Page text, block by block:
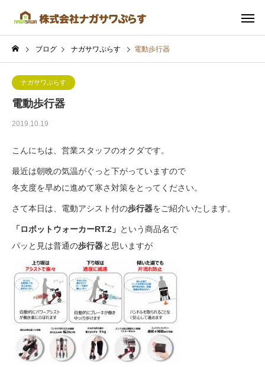
ブログ ナガサワぷらす 電動歩行器
ナガサワぷらす
電動歩行器
2019.10.19
こんにちは、営業スタッフのオクダです。
最近は朝晩の気温がぐっと下がっていますので
冬支度を早めに進めて寒さ対策をとってください。
さて本日は、電動アシスト付の歩行器をご紹介いたします。
「ロボットウォーカーRT.2」 という商品名で
パッと見は普通の歩行器と思いますが